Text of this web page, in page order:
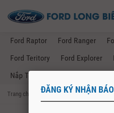
Ford Raptor Ford Ranger
Ford Teritory
Ford Explorer
Nắp Thùng Ford Ranger
Trang chủ Posts Tagged "giá lăn bánh
ĐĂNG KÝ NHẬN